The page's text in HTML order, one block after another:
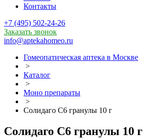
Контакты
+7 (495) 502-24-26
Заказать звонок
info@aptekahomeo.ru
Гомеопатическая аптека в Москве
>
Каталог
>
Моно препараты
>
Солидаго С6 гранулы 10 г
Солидаго С6 гранулы 10 г